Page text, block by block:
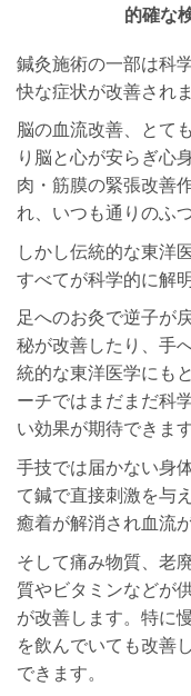
的確な
鍼灸施術の一部は科
快な症状が改善されま
脳の血流改善、とて
り脳と心が安らぎ心
肉・筋膜の緊張改善
れ、いつも通りのふ
しかし伝統的な東洋
すべてが科学的に解
足へのお灸で逆子が
秘が改善したり、手
統的な東洋医学にも
ーチではまだまだ科
い効果が期待できま
手技では届かない身
て鍼で直接刺激を与
癒着が解消され血流
そして痛み物質、老
質やビタミンなどが
が改善します。特に
を飲んでいても改善
できます。